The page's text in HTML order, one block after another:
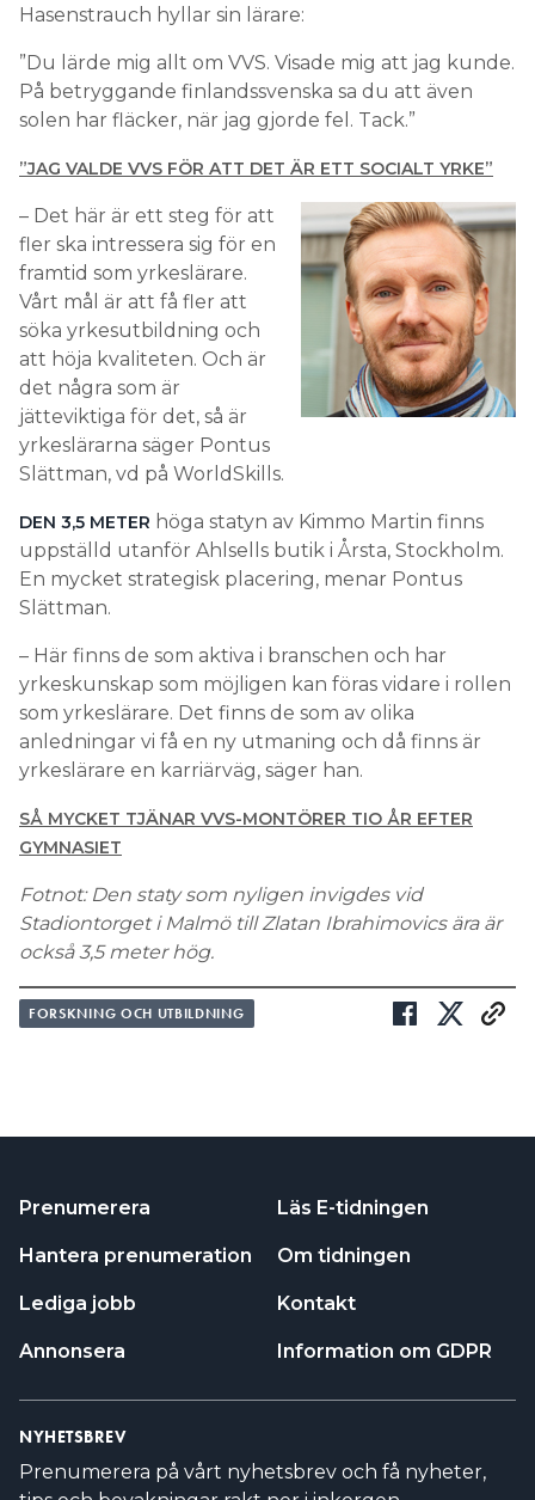
Hasenstrauch hyllar sin lärare:
”Du lärde mig allt om VVS. Visade mig att jag kunde.
På betryggande finlandssvenska sa du att även
solen har fläcker, när jag gjorde fel. Tack.”
”JAG VALDE VVS FÖR ATT DET ÄR ETT SOCIALT YRKE”
– Det här är ett steg för att
fler ska intressera sig för en
framtid som yrkeslärare.
Vårt mål är att få fler att
söka yrkesutbildning och
att höja kvaliteten. Och är
det några som är
jätteviktiga för det, så är
yrkeslärarna säger Pontus
Slättman, vd på WorldSkills.
DEN 3,5 METER höga statyn av Kimmo Martin finns
uppställd utanför Ahlsells butik i Årsta, Stockholm.
En mycket strategisk placering, menar Pontus
Slättman.
– Här finns de som aktiva i branschen och har
yrkeskunskap som möjligen kan föras vidare i rollen
som yrkeslärare. Det finns de som av olika
anledningar vi få en ny utmaning och då finns är
yrkeslärare en karriärväg, säger han.
SÅ MYCKET TJÄNAR VVS-MONTÖRER TIO ÅR EFTER
GYMNASIET
Fotnot: Den staty som nyligen invigdes vid
Stadiontorget i Malmö till Zlatan Ibrahimovics ära är
också 3,5 meter hög.
FORSKNING OCH UTBILDNING
Prenumerera
Hantera prenumeration
Lediga jobb
Annonsera
Läs E-tidningen
Om tidningen
Kontakt
Information om GDPR
NYHETSBREV
Prenumerera på vårt nyhetsbrev och få nyheter,